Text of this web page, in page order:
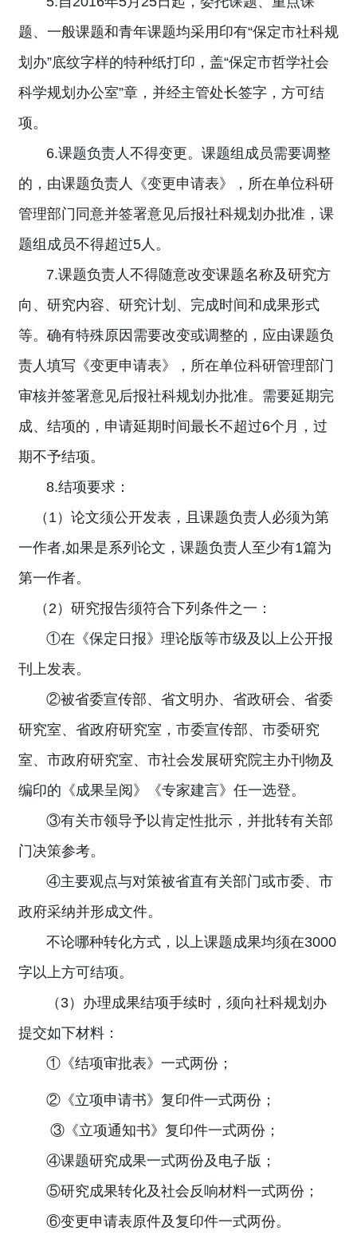
题、一般课题和青年课题均采用印有“保定市社科规
划办”底纹字样的特种纸打印，盖“保定市哲学社会
科学规划办公室”章，并经主管处长签字，方可结
项。
6.课题负责人不得变更。课题组成员需要调整
的，由课题负责人《变更申请表》，所在单位科研
管理部门同意并签署意见后报社科规划办批准，课
题组成员不得超过5人。
7.课题负责人不得随意改变课题名称及研究方
向、研究内容、研究计划、完成时间和成果形式
等。确有特殊原因需要改变或调整的，应由课题负
责人填写《变更申请表》，所在单位科研管理部门
审核并签署意见后报社科规划办批准。需要延期完
成、结项的，申请延期时间最长不超过6个月，过
期不予结项。
8.结项要求：
（1）论文须公开发表，且课题负责人必须为第
一作者,如果是系列论文，课题负责人至少有1篇为
第一作者。
（2）研究报告须符合下列条件之一：
①在《保定日报》理论版等市级及以上公开报
刊上发表。
②被省委宣传部、省文明办、省政研会、省委
研究室、省政府研究室，市委宣传部、市委研究
室、市政府研究室、市社会发展研究院主办刊物及
编印的《成果呈阅》《专家建言》任一选登。
③有关市领导予以肯定性批示，并批转有关部
门决策参考。
④主要观点与对策被省直有关部门或市委、市
政府采纳并形成文件。
不论哪种转化方式，以上课题成果均须在3000
字以上方可结项。
（3）办理成果结项手续时，须向社科规划办
提交如下材料：
①《结项审批表》一式两份；
②《立项申请书》复印件一式两份；
③《立项通知书》复印件一式两份；
④课题研究成果一式两份及电子版；
⑤研究成果转化及社会反响材料一式两份；
⑥变更申请表原件及复印件一式两份。